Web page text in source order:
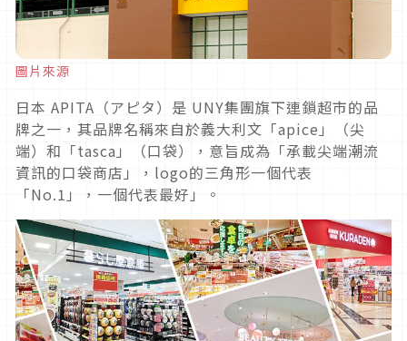
圖片來源
日本 APITA（アピタ）是 UNY集團旗下連鎖超市的品
牌之一，其品牌名稱來自於義大利文「apice」（尖
端）和「tasca」（口袋），意旨成為「承載尖端潮流
資訊的口袋商店」，logo的三角形一個代表
「No.1」，一個代表最好」。